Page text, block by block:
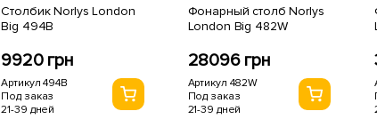
Столбик Norlys London
Big 494B
9920 грн
Артикул 494B
Под заказ
21-39 дней
Фонарный столб Norlys
London Big 482W
28096 грн
Артикул 482W
Под заказ
21-39 дней